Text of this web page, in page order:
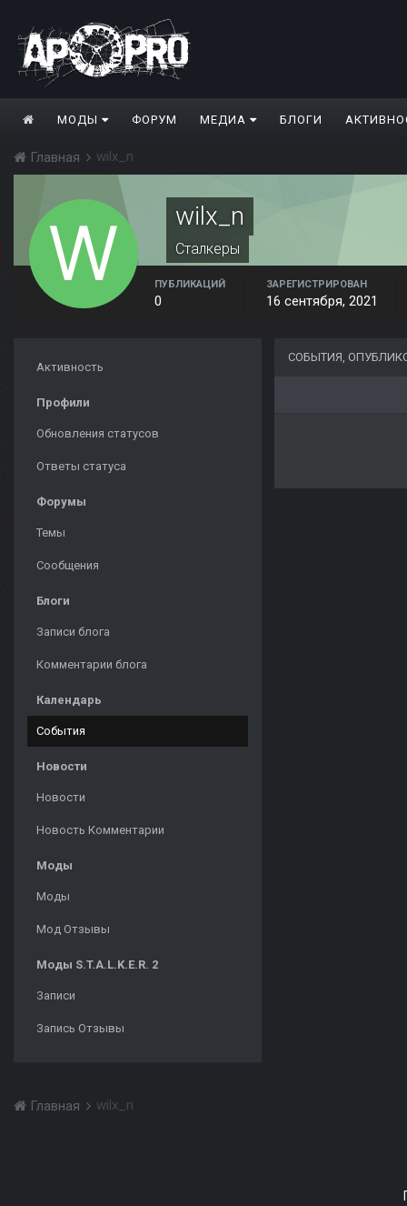
МОДЫ ФОРУМ МЕДИА БЛОГИ
Главная wilx_n
wilx_n
Сталкеры
ПУБЛИКАЦИЙ
0
ЗАРЕГИСТРИРОВАН
16 сентября, 2021
Активность
Профили
Обновления статусов
Ответы статуса
Форумы
Темы
Сообщения
Блоги
Записи блога
Комментарии блога
Календарь
События
Новости
Новости
Новость Комментарии
Моды
Моды
Мод Отзывы
Моды S.T.A.L.K.E.R. 2
Записи
Запись Отзывы
СОБЫТИЯ,
Главная wilx_n